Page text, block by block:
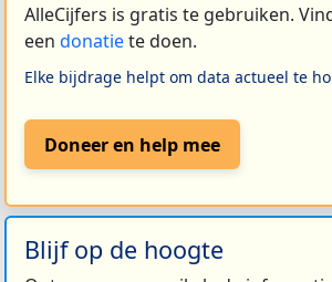
AlleCijfers is gratis te gebruiken.
een donatiete doen.
Elke bijdrage helpt om data actueel te
Doneer en help mee
Blijf op de hoogte